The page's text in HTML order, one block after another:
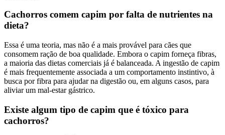
Cachorros comem capim por falta de nutrientes na
dieta?
Essa é uma teoria, mas não é a mais provável para cães que
consomem ração de boa qualidade. Embora o capim forneça fibras,
a maioria das dietas comerciais já é balanceada. A ingestão de capim
é mais frequentemente associada a um comportamento instintivo, à
busca por fibra para ajudar na digestão ou, em alguns casos, para
aliviar um mal-estar gástrico.
Existe algum tipo de capim que é tóxico para
cachorros?